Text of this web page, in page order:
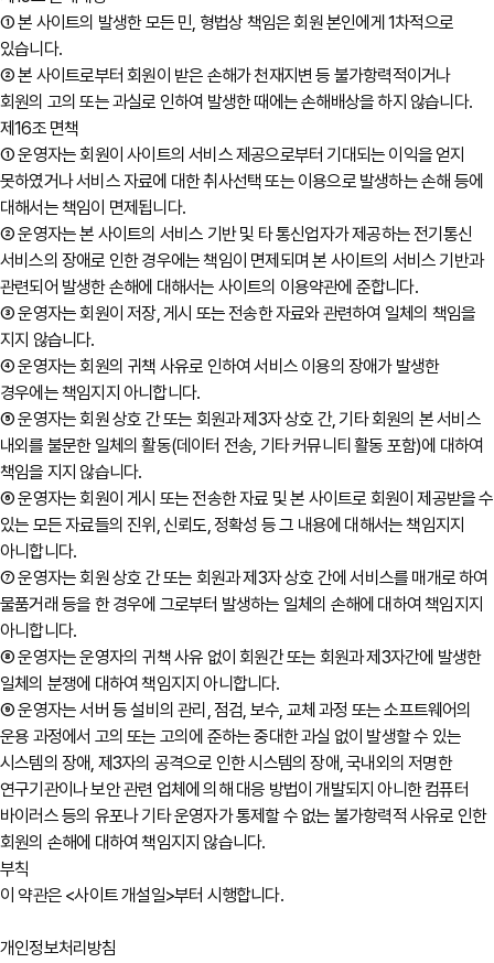
① 본 사이트의 발생한 모든 민, 형법상 책임은 회원 본인에게 1차적으로
있습니다.
② 본 사이트로부터 회원이 받은 손해가 천재지변 등 불가항력적이거나
회원의 고의 또는 과실로 인하여 발생한 때에는 손해배상을 하지 않습니다.
제16조 면책
① 운영자는 회원이 사이트의 서비스 제공으로부터 기대되는 이익을 얻지
못하였거나 서비스 자료에 대한 취사선택 또는 이용으로 발생하는 손해 등에
대해서는 책임이 면제됩니다.
② 운영자는 본 사이트의 서비스 기반 및 타 통신업자가 제공하는 전기통신
서비스의 장애로 인한 경우에는 책임이 면제되며 본 사이트의 서비스 기반과
관련되어 발생한 손해에 대해서는 사이트의 이용약관에 준합니다.
③ 운영자는 회원이 저장, 게시 또는 전송한 자료와 관련하여 일체의 책임을
지지 않습니다.
④ 운영자는 회원의 귀책 사유로 인하여 서비스 이용의 장애가 발생한
경우에는 책임지지 아니합니다.
⑤ 운영자는 회원 상호 간 또는 회원과 제3자 상호 간, 기타 회원의 본 서비스
내외를 불문한 일체의 활동(데이터 전송, 기타 커뮤니티 활동 포함)에 대하여
책임을 지지 않습니다.
⑥ 운영자는 회원이 게시 또는 전송한 자료 및 본 사이트로 회원이 제공받을 수
있는 모든 자료들의 진위, 신뢰도, 정확성 등 그 내용에 대해서는 책임지지
아니합니다.
⑦ 운영자는 회원 상호 간 또는 회원과 제3자 상호 간에 서비스를 매개로 하여
물품거래 등을 한 경우에 그로부터 발생하는 일체의 손해에 대하여 책임지지
아니합니다.
⑧ 운영자는 운영자의 귀책 사유 없이 회원간 또는 회원과 제3자간에 발생한
일체의 분쟁에 대하여 책임지지 아니합니다.
⑨ 운영자는 서버 등 설비의 관리, 점검, 보수, 교체 과정 또는 소프트웨어의
운용 과정에서 고의 또는 고의에 준하는 중대한 과실 없이 발생할 수 있는
시스템의 장애, 제3자의 공격으로 인한 시스템의 장애, 국내외의 저명한
연구기관이나 보안 관련 업체에 의해 대응 방법이 개발되지 아니한 컴퓨터
바이러스 등의 유포나 기타 운영자가 통제할 수 없는 불가항력적 사유로 인한
회원의 손해에 대하여 책임지지 않습니다.
부칙
이 약관은 <사이트 개설일>부터 시행합니다.
개인정보처리방침